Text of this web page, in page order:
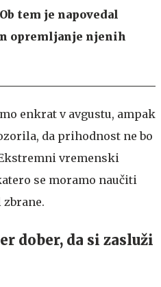
tem je napovedal
opremljanje njenih
enkrat v avgustu, ampak
da prihodnost ne bo
vremenski
se moramo naučiti
dober, da si zasluži